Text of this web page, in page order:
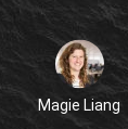
Magie Liang